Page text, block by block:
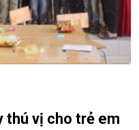
thú vị cho trẻ em